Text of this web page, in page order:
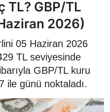
TL? GBP/TL
2026)
05 Haziran 2026
TL seviyesinde
GBP/TL kuru
ile günü noktaladı.